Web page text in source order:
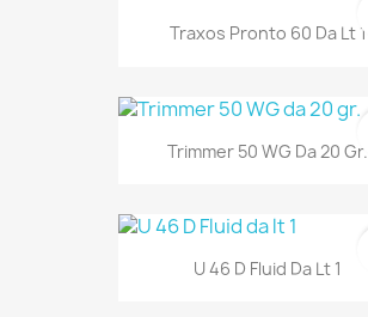
Traxos Pronto 60 Da Lt 1
Trimmer 50 WG Da 20 Gr.
U 46 D Fluid Da Lt 1